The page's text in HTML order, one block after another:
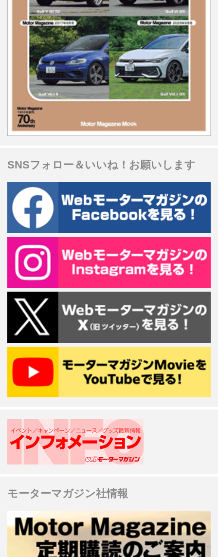
SNSフォロー＆いいね！お願いします
モーターマガジン社情報